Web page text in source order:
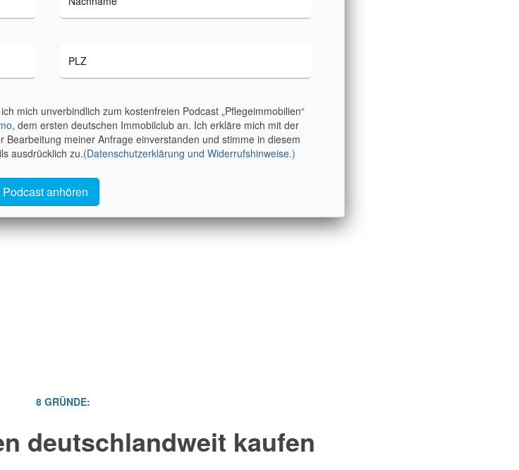
mich unverbindlich zum kostenfreien Podcast „Pflegeimmobilien“
, dem ersten deutschen Immobilclub an. Ich erkläre mich mit der
Bearbeitung meiner Anfrage einverstanden und stimme in diesem
ausdrücklich zu.(Datenschutzerklärung und Widerrufshinweise.)
Podcast anhören
8 GRÜNDE:
deutschlandweit kaufen